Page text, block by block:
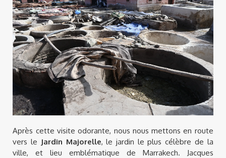
Après cette visite odorante, nous nous mettons en route
vers le Jardin Majorelle, le jardin le plus célèbre de la
ville, et lieu emblématique de Marrakech. Jacques